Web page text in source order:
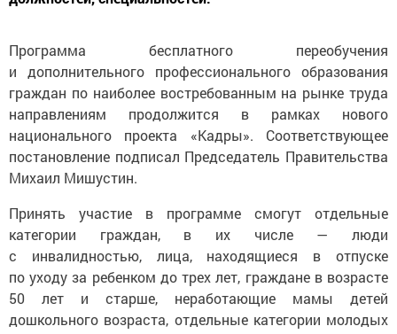
Программа бесплатного переобучения
и дополнительного профессионального образования
граждан по наиболее востребованным на рынке труда
направлениям продолжится в рамках нового
национального проекта «Кадры». Соответствующее
постановление подписал Председатель Правительства
Михаил Мишустин.
Принять участие в программе смогут отдельные
категории граждан, в их числе — люди
с инвалидностью, лица, находящиеся в отпуске
по уходу за ребенком до трех лет, граждане в возрасте
50 лет и старше, неработающие мамы детей
дошкольного возраста, отдельные категории молодых